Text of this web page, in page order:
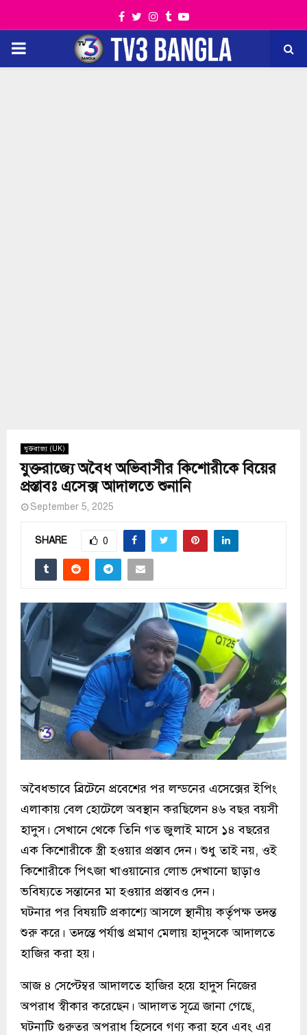
Facebook
TwitterInstagram
TumblrYoutube
PRIMARY
যুক্তরাজ্য (UK)
যুক্তরাজ্যে অবৈধ অভিবাসীর কিশোরীকে বিয়ের
প্রস্তাবঃ এসেক্স আদালতে শুনানি
September 5, 2025
SHARE 0
অবৈধভাবে ব্রিটেনে প্রবেশের পর লন্ডনের এসেক্সের ইপিং
এলাকায় বেল হোটেলে অবস্থান করছিলেন ৪৬ বছর বয়সী
হাদুস। সেখানে থেকে তিনি গত জুলাই মাসে ১৪ বছরের
এক কিশোরীকে স্ত্রী হওয়ার প্রস্তাব দেন। শুধু তাই নয়, ওই
কিশোরীকে পিৎজা খাওয়ানোর লোভ দেখানো ছাড়াও
ভবিষ্যতে সন্তানের মা হওয়ার প্রস্তাবও দেন।
ঘটনার পর বিষয়টি প্রকাশ্যে আসলে স্থানীয় কর্তৃপক্ষ তদন্ত
শুরু করে। তদন্তে পর্যাপ্ত প্রমাণ মেলায় হাদুসকে আদালতে
হাজির করা হয়।
আজ ৪ সেপ্টেম্বর আদালতে হাজির হয়ে হাদুস নিজের
অপরাধ স্বীকার করেছেন। আদালত সূত্রে জানা গেছে,
ঘটনাটি গুরুতর অপরাধ হিসেবে গণ্য করা হবে এবং এর